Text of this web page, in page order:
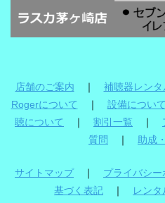
店舗のご案内 ｜ 補聴器レンタ
Rogerについて ｜ 設備について
聴について
｜ 割引一覧 ｜
質問
｜ 助成
サイトマップ｜ プライバシー
基づく表記 ｜ レンタ